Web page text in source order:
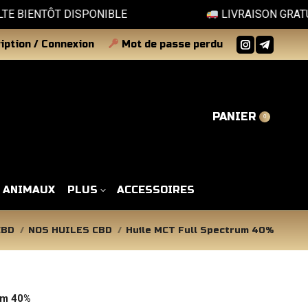
DISPONIBLE LIVRAISON GRATUITE
/ Connexion Mot de passe perdu
La
dans
La
dans
PANIER 0
ANIMAUX PLUS ACCESSOIRES
NOS HUILES CBD Huile MCT Full Spectrum 40%
40%